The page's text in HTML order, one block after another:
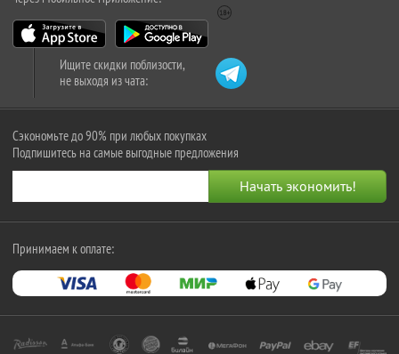
Ищите скидки поблизости,
не выходя из чата:
Сэкономьте до 90% при любых покупках
Подпишитесь на самые выгодные предложения
Принимаем к оплате: